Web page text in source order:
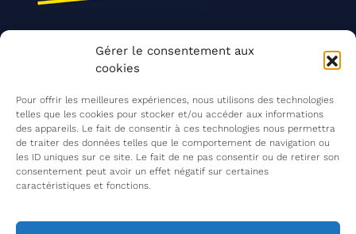
Gérer le consentement aux
cookies
Pour offrir les meilleures expériences, nous utilisons des technologies
telles que les cookies pour stocker et/ou accéder aux informations
des appareils. Le fait de consentir à ces technologies nous permettra
de traiter des données telles que le comportement de navigation ou
les ID uniques sur ce site. Le fait de ne pas consentir ou de retirer son
consentement peut avoir un effet négatif sur certaines
caractéristiques et fonctions.
Agir ensemble
Mentions légales
Politique de confidentialité
Les Insatiables, une association du